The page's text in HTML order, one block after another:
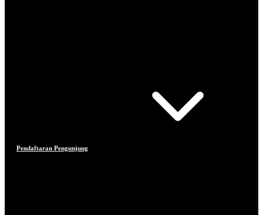
Pendaftaran Pengunjung